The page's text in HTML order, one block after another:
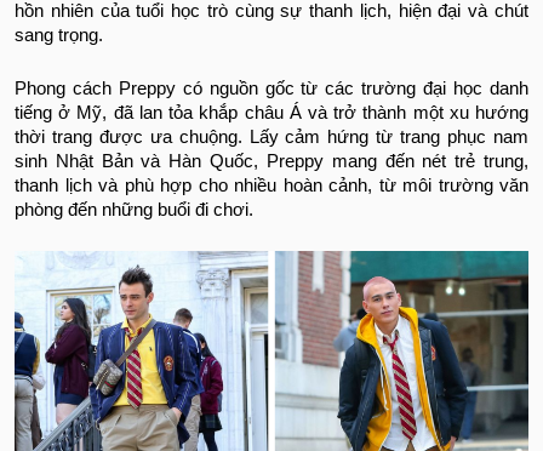
hồn nhiên của tuổi học trò cùng sự thanh lịch, hiện đại và chút
sang trọng.
Phong cách Preppy có nguồn gốc từ các trường đại học danh
tiếng ở Mỹ, đã lan tỏa khắp châu Á và trở thành một xu hướng
thời trang được ưa chuộng. Lấy cảm hứng từ trang phục nam
sinh Nhật Bản và Hàn Quốc, Preppy mang đến nét trẻ trung,
thanh lịch và phù hợp cho nhiều hoàn cảnh, từ môi trường văn
phòng đến những buổi đi chơi.